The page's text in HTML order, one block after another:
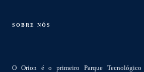
SOBRE NÓS
O Orion é o primeiro Parque Tecnológico